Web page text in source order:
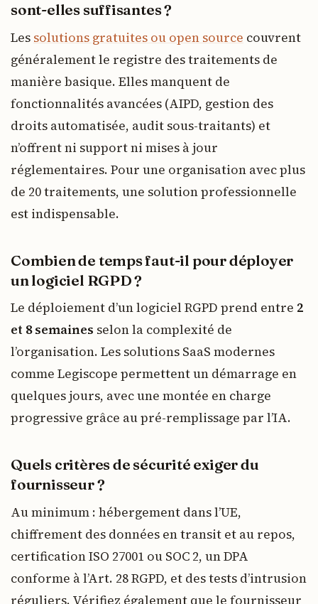
sont-elles suffisantes ?
Les solutions gratuites ou open source couvrent
généralement le registre des traitements de
manière basique. Elles manquent de
fonctionnalités avancées (AIPD, gestion des
droits automatisée, audit sous-traitants) et
n’offrent ni support ni mises à jour
réglementaires. Pour une organisation avec plus
de 20 traitements, une solution professionnelle
est indispensable.
Combien de temps faut-il pour déployer
un logiciel RGPD ?
Le déploiement d’un logiciel RGPD prend entre 2
et 8 semaines selon la complexité de
l’organisation. Les solutions SaaS modernes
comme Legiscope permettent un démarrage en
quelques jours, avec une montée en charge
progressive grâce au pré-remplissage par l’IA.
Quels critères de sécurité exiger du
fournisseur ?
Au minimum : hébergement dans l’UE,
chiffrement des données en transit et au repos,
certification ISO 27001 ou SOC 2, un DPA
conforme à l’Art. 28 RGPD, et des tests d’intrusion
réguliers. Vérifiez également que le fournisseur